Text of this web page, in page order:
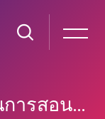
ระบบบริหารจัดการเรียนการสอนออนไลน์ (ม.ต้น) โรงเรียนดัดดรุณี